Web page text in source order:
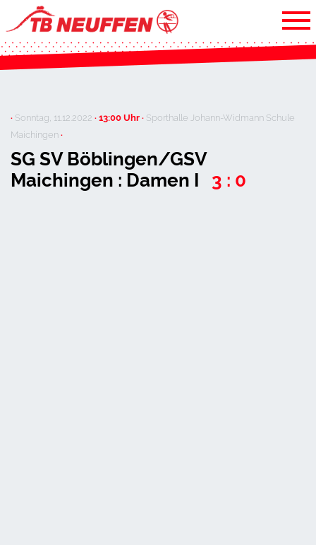
· Sonntag, 11.12.2022 · 13:00 Uhr · Sporthalle Johann-Widmann Schule
Maichingen·
SG SV Böblingen/GSV
Maichingen : Damen I 3 : 0